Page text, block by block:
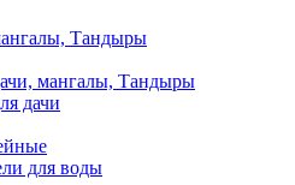
Тандыры
мангалы, Тандыры
дачи
для воды